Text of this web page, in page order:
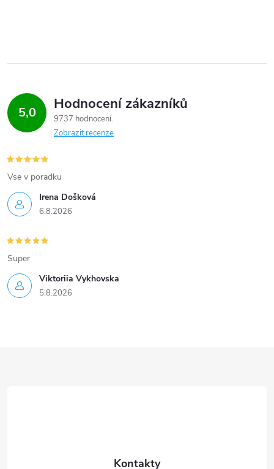
5,0 Hodnocení zákazníků
9737 hodnocení
Zobrazit recenze
Irena Došková
6.8.2026
Vse v poradku
Viktoriia Vykhovska
5.8.2026
Super